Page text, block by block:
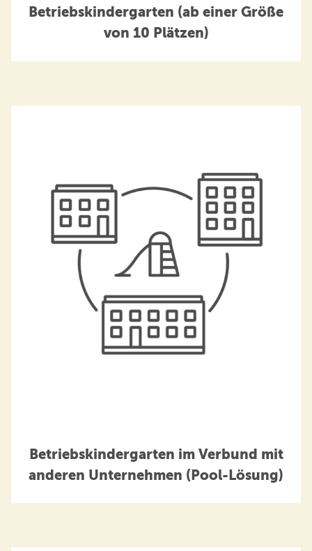
Betriebskindergarten (ab einer Größe
von 10 Plätzen)
Betriebskindergarten im Verbund mit
anderen Unternehmen (Pool-Lösung)